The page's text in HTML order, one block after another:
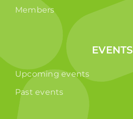
Members
EVENTS
Upcoming events
Past events